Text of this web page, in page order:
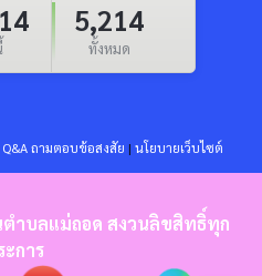
5,214
ทั้งหมด
Q&A ถามตอบข้อสงสัย | นโยบายเว็บไซต์
ตำบลแม่ถอด สงวนลิขสิทธิ์ทุก
ะการ